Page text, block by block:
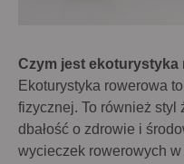
BLOG
KONTAKT
Czym jest ekoturystyka
Ekoturystyka rowerowa
fizycznej. To również styl
dbałość o zdrowie i
wycieczek rowerowych w